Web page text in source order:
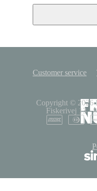
Customer service
Copyright © 2026
Fiskerivej 13·